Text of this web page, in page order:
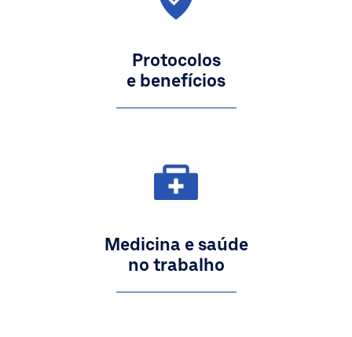
Protocolos
e benefícios
Medicina e saúde
no trabalho